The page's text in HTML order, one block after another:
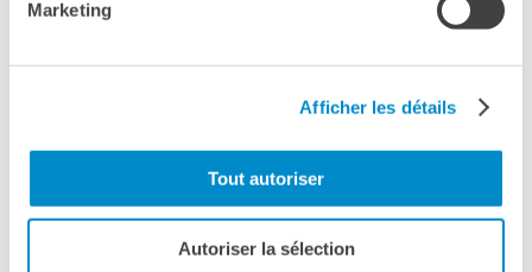
Marketing
Afficher les détails
Tout autoriser
Autoriser la sélection
français. Ses recherches portent sur la protection des
Caterina Severinoest professeure de droit public à
Favoreu-GERJC. Elle consacre une grande partie de ses